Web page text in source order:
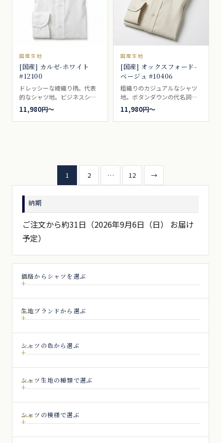
国産生地
[国産] カルゼ-ホワイト
#12100
ドレッシーな綾織り柄。代表
的なシャツ地。ビジネスシャ
ツ向き。
11,980円〜
国産生地
[国産] オックスフォード-
ベージュ #10406
粗織りのカジュアルなシャツ
地。ボタンダウンの代名詞的
シャツ生地。一般的なベージ
ュ。ブレザーやジャケットに
よく合い、ボタンダウンとの
11,980円〜
投
稿
の
ペ
ジ
送
り
1 2 … 12 →
納期
ご注文から約31日（2026年9月6日（日） お届け
予定）
価格からシャツを選ぶ
生地ブランドから選ぶ
シャツの色から選ぶ
シャツ生地の種類で選ぶ
シャツの模様で選ぶ